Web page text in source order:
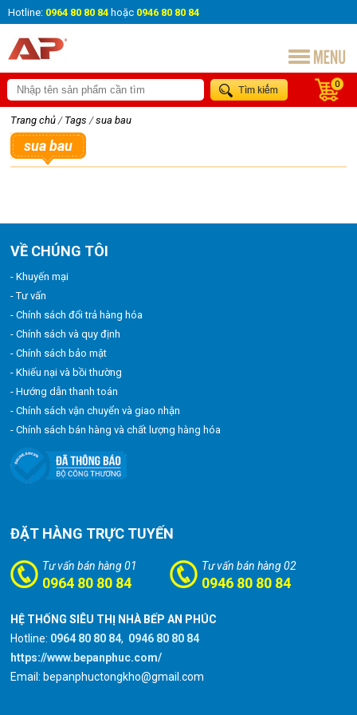
Hotline: 0964 80 80 84 hoặc 0946 80 80 84
0
Trang chủ / Tags / sua bau
sua bau
VỀ CHÚNG TÔI
- Khuyến mại
- Tư vấn
- Chính sách đổi trả hàng hóa
- Chính sách và quy định
- Chính sách bảo mật
- Khiếu nại và bồi thường
- Hướng dẫn thanh toán
- Chính sách vận chuyển và giao nhận
- Chính sách bán hàng và chất lượng hàng hóa
ĐẶT HÀNG TRỰC TUYẾN
Tư vấn bán hàng 01
0964 80 80 84
Tư vấn bán hàng 02
0946 80 80 84
HỆ THỐNG SIÊU THỊ NHÀ BẾP AN PHÚC
Hotline: 0964 80 80 84, 0946 80 80 84
https://www.bepanphuc.com/
Email: bepanphuctongkho@gmail.com